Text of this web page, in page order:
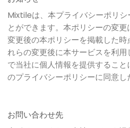
Mixtileは、本プライバシーポリ
とができます。本ポリシーの変
変更後の本ポリシーを掲載した
れらの変更後に本サービスを利
で当社に個人情報を提供するこ
のプライバシーポリシーに同意し
お問い合わせ先